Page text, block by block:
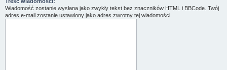
Wiadomość zostanie wysłana jako zwykły tekst bez znaczników HTML i BBCode. Twój
adres e-mail zostanie ustawiony jako adres zwrotny tej wiadomości.